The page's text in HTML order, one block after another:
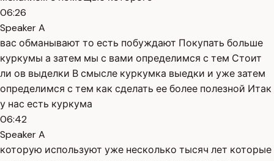
06:26
Speaker A
вас обманывают то есть побуждают Покупать больше
куркумы а затем мы с вами определимся с тем Стоит
ли ов выделки В смысле куркумка выедки и уже затем
определимся с тем как сделать ее более полезной Итак
у нас есть куркума
06:42
Speaker A
которую используют уже несколько тысяч лет которые